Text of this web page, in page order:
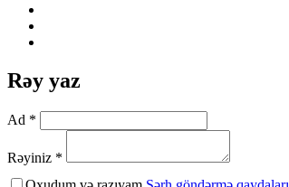
Rəy yaz
Ad *
Rəyiniz *